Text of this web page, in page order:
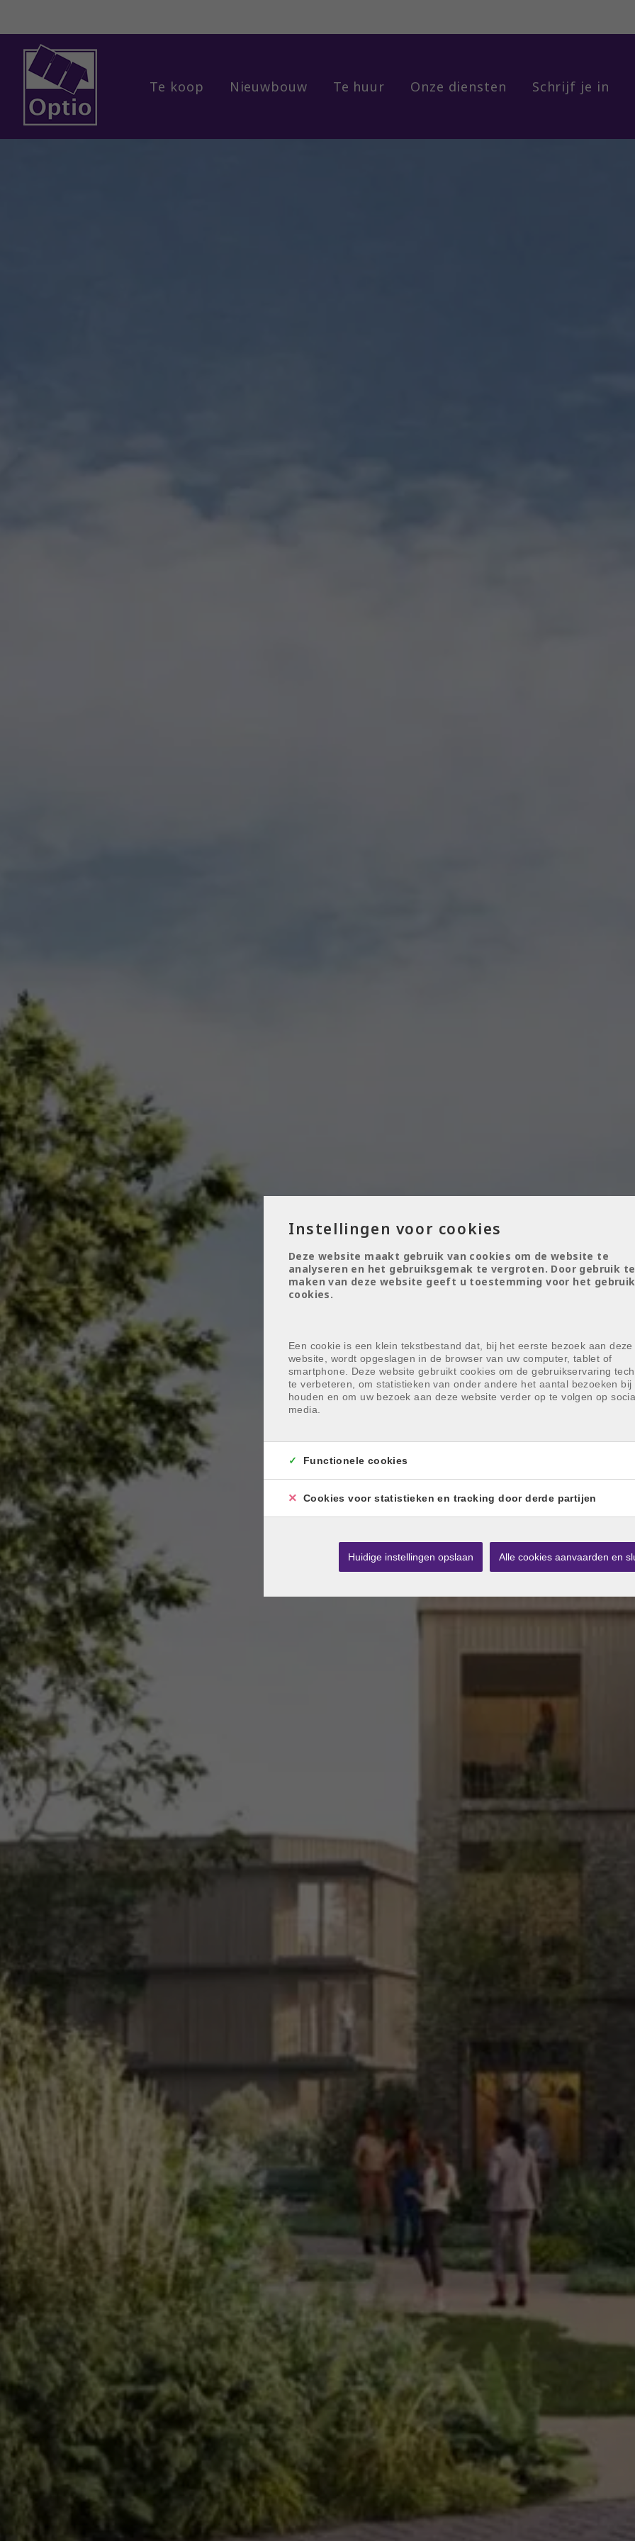
Te koop Nieuwbouw Te huur Onze diensten Schrijf je in
Instellingen voor cookies
Deze website maakt gebruik van cookies om de website te
analyseren en het gebruiksgemak te vergroten. Door gebruik te
maken van deze website geeft u toestemming voor het
cookies.
Een cookie is een klein tekstbestand dat, bij het eerste bezoek aan deze
website, wordt opgeslagen in de browser van uw computer, tablet of
smartphone. Deze website gebruikt cookies om de gebruikservaring
te verbeteren, om statistieken van onder andere het aantal bezoeken bij
houden en om uw bezoek aan deze website verder op te volgen op
media.
Functionele cookies
Cookies voor statistieken en tracking door derde partijen
Huidige instellingen opslaan Alle cookies aanvaarden en